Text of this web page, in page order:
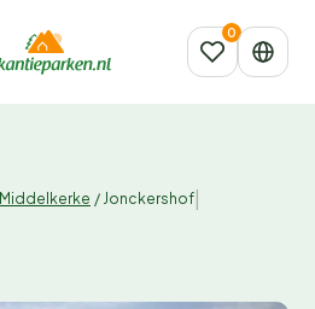
Middelkerke / Jonckershof